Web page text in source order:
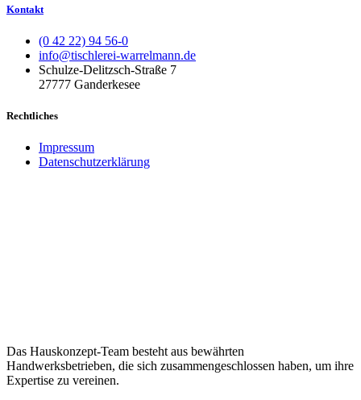
Kontakt
(0 42 22) 94 56-0
info@tischlerei-warrelmann.de
Schulze-Delitzsch-Straße 7
27777 Ganderkesee
Rechtliches
Impressum
Datenschutzerklärung
Das Hauskonzept-Team besteht aus bewährten
Handwerksbetrieben, die sich zusammengeschlossen haben, um ihre
Expertise zu vereinen.